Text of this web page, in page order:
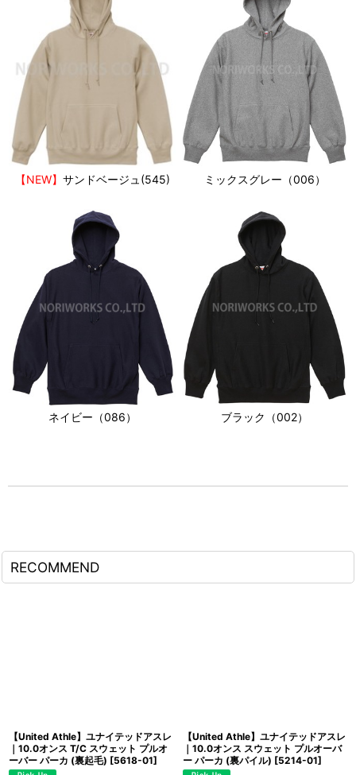
【NEW】 サンドベージュ(545) ミックスグレー（006）
ネイビー（086） ブラック（002）
RECOMMEND
【United Athle】ユナイテッドアスレ
｜10.0オンス T/C スウェット プルオ
ーバー パーカ (裏起毛) [5618-01]
【United Athle】ユナイテッドアスレ
｜10.0オンス スウェット プルオーバ
ー パーカ (裏パイル) [5214-01]